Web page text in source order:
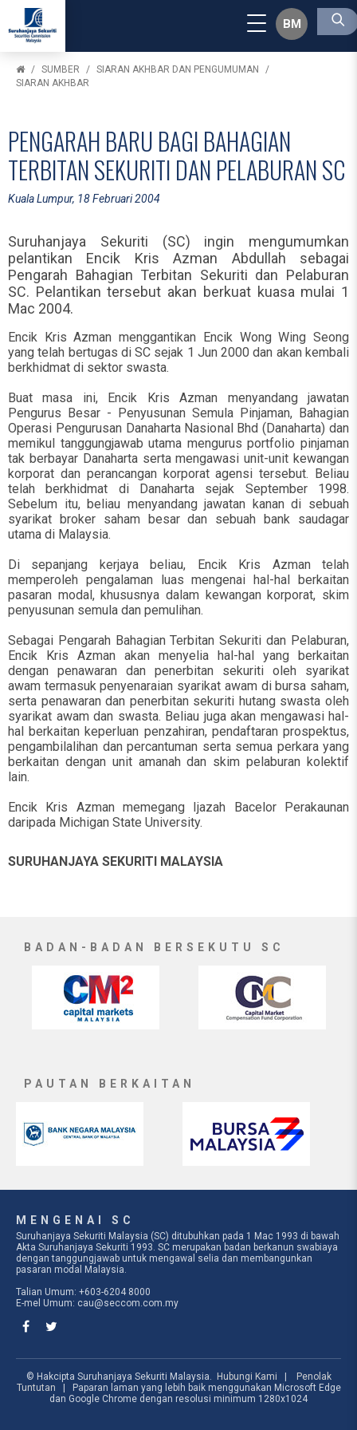
BM
SUMBER
SIARAN AKHBAR DAN PENGUMUMAN
SIARAN AKHBAR
PENGARAH BARU BAGI BAHAGIAN
TERBITAN SEKURITI DAN PELABURAN SC
Kuala Lumpur, 18 Februari 2004
Suruhanjaya Sekuriti (SC) ingin mengumumkan
pelantikan Encik Kris Azman Abdullah sebagai
Pengarah Bahagian Terbitan Sekuriti dan Pelaburan
SC. Pelantikan tersebut akan berkuat kuasa mulai 1
Mac 2004.
Encik Kris Azman menggantikan Encik Wong Wing Seong
yang telah bertugas di SC sejak 1 Jun 2000 dan akan kembali
berkhidmat di sektor swasta.
Buat masa ini, Encik Kris Azman menyandang jawatan
Pengurus Besar - Penyusunan Semula Pinjaman, Bahagian
Operasi Pengurusan Danaharta Nasional Bhd (Danaharta) dan
memikul tanggungjawab utama mengurus portfolio pinjaman
tak berbayar Danaharta serta mengawasi unit-unit kewangan
korporat dan perancangan korporat agensi tersebut. Beliau
telah berkhidmat di Danaharta sejak September 1998.
Sebelum itu, beliau menyandang jawatan kanan di sebuah
syarikat broker saham besar dan sebuah bank saudagar
utama di Malaysia.
Di sepanjang kerjaya beliau, Encik Kris Azman telah
memperoleh pengalaman luas mengenai hal-hal berkaitan
pasaran modal, khususnya dalam kewangan korporat, skim
penyusunan semula dan pemulihan.
Sebagai Pengarah Bahagian Terbitan Sekuriti dan Pelaburan,
Encik Kris Azman akan menyelia hal-hal yang berkaitan
dengan penawaran dan penerbitan sekuriti oleh syarikat
awam termasuk penyenaraian syarikat awam di bursa saham,
serta penawaran dan penerbitan sekuriti hutang swasta oleh
syarikat awam dan swasta. Beliau juga akan mengawasi hal-
hal berkaitan keperluan penzahiran, pendaftaran prospektus,
pengambilalihan dan percantuman serta semua perkara yang
berkaitan dengan unit amanah dan skim pelaburan kolektif
lain.
Encik Kris Azman memegang Ijazah Bacelor Perakaunan
daripada Michigan State University.
SURUHANJAYA SEKURITI MALAYSIA
BADAN-BADAN BERSEKUTU SC
PAUTAN BERKAITAN
MENGENAI SC
Suruhanjaya Sekuriti Malaysia (SC) ditubuhkan pada 1 Mac 1993 di bawah
Akta Suruhanjaya Sekuriti 1993. SC merupakan badan berkanun swabiaya
dengan tanggungjawab untuk mengawal selia dan membangunkan
pasaran modal Malaysia.
Talian Umum: +603-6204 8000
E-mel Umum: cau@seccom.com.my
© Hakcipta Suruhanjaya Sekuriti Malaysia. Hubungi Kami
Penolak
Tuntutan | Paparan laman yang lebih baik menggunakan Microsoft Edge
dan Google Chrome dengan resolusi minimum 1280x1024